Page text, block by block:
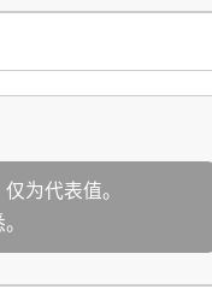
为代表值。